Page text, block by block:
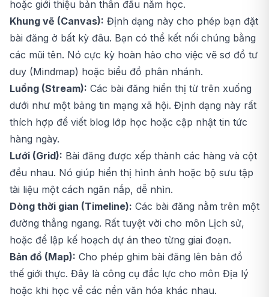
hoặc giới thiệu bản thân đầu năm học.
Khung vẽ (Canvas): Định dạng này cho phép bạn đặt
bài đăng ở bất kỳ đâu. Bạn có thể kết nối chúng bằng
các mũi tên. Nó cực kỳ hoàn hảo cho việc vẽ sơ đồ tư
duy (Mindmap) hoặc biểu đồ phân nhánh.
Luồng (Stream): Các bài đăng hiển thị từ trên xuống
dưới như một bảng tin mạng xã hội. Định dạng này rất
thích hợp để viết blog lớp học hoặc cập nhật tin tức
hàng ngày.
Lưới (Grid): Bài đăng được xếp thành các hàng và cột
đều nhau. Nó giúp hiển thị hình ảnh hoặc bộ sưu tập
tài liệu một cách ngăn nắp, dễ nhìn.
Dòng thời gian (Timeline): Các bài đăng nằm trên một
đường thẳng ngang. Rất tuyệt vời cho môn Lịch sử,
hoặc để lập kế hoạch dự án theo từng giai đoạn.
Bản đồ (Map): Cho phép ghim bài đăng lên bản đồ
thế giới thực. Đây là công cụ đắc lực cho môn Địa lý
hoặc khi học về các nền văn hóa khác nhau.